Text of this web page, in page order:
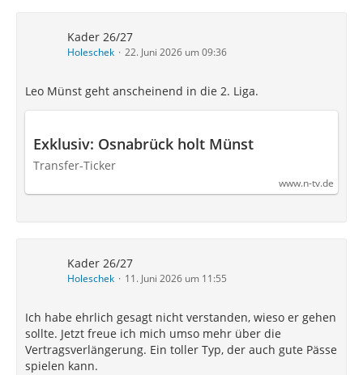
Kader 26/27
Holeschek 22. Juni 2026 um 09:36
Leo Münst geht anscheinend in die 2. Liga.
Exklusiv: Osnabrück holt Münst
Transfer-Ticker
www.n-tv.de
Kader 26/27
Holeschek 11. Juni 2026 um 11:55
Ich habe ehrlich gesagt nicht verstanden, wieso er gehen
sollte. Jetzt freue ich mich umso mehr über die
Vertragsverlängerung. Ein toller Typ, der auch gute Pässe
spielen kann.